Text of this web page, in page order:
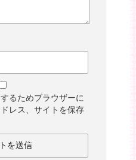
るためブラウザーに
レス、サイトを保存